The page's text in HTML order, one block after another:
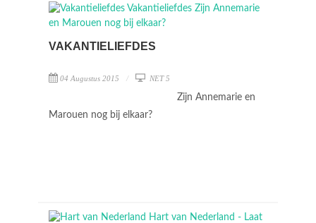
VAKANTIELIEFDES
04 Augustus 2015 NET 5
Zijn Annemarie en
Marouen nog bij elkaar?